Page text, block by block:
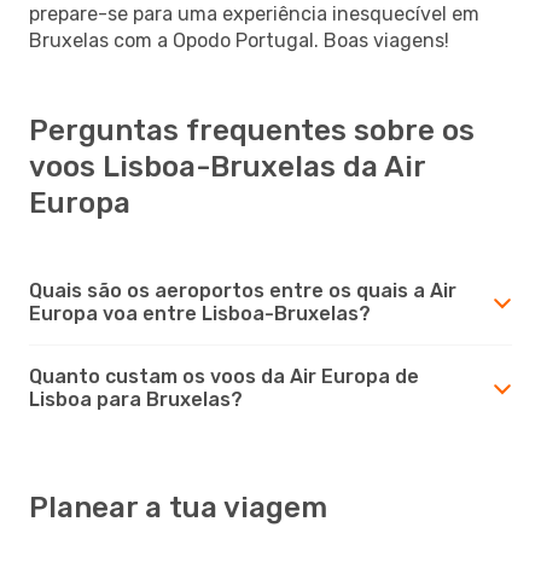
prepare-se para uma experiência inesquecível em
Bruxelas com a Opodo Portugal. Boas viagens!
Perguntas frequentes sobre os
voos Lisboa-Bruxelas da Air
Europa
Quais são os aeroportos entre os quais a Air
Europa voa entre Lisboa-Bruxelas?
Quanto custam os voos da Air Europa de
Lisboa para Bruxelas?
Planear a tua viagem